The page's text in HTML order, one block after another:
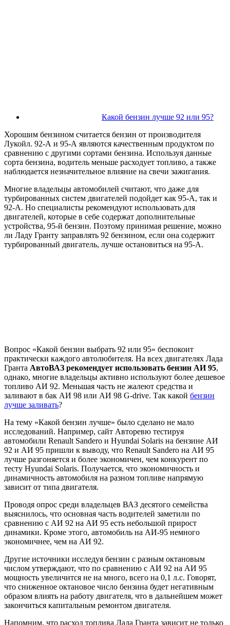
Какой бензин лучше 92 или 95?
Хорошим бензином считается бензин от производителя
Лукойл. 92-А и 95-А являются качественным продуктом по
сравнению с другими сортами бензина. Используя данные
сорта бензина, водитель меньше расходует топливо, а также
наблюдается незначительное влияние на свечи зажигания.
Многие владельцы автомобилей считают, что даже для
турбированных систем двигателей подойдет как 95-А, так и
92-А. Но специалисты рекомендуют использовать для
двигателей, которые в себе содержат дополнительные
устройства, 95-й бензин. Поэтому принимая решение, можно
ли Ладу Гранту заправлять 92 бензином, если она содержит
турбированный двигатель, лучше остановиться на 95-А.
Вопрос «Какой бензин выбрать 92 или 95» беспокоит
практически каждого автолюбителя. На всех двигателях Лада
Гранта АвтоВАЗ рекомендует использовать бензин АИ 95,
однако, многие владельцы активно используют более дешевое
топливо АИ 92. Меньшая часть не жалеют средства и
заливают в бак АИ 98 или АИ 98 G-drive. Так какой бензин
лучше заливать?
На тему «Какой бензин лучше» было сделано не мало
исследований. Например, сайт Авторевю тестируя
автомобили Renault Sandero и Hyundai Solaris на бензине АИ
92 и АИ 95 пришли к выводу, что Renault Sandero на АИ 95
лучше разгоняется и более экономичен, чем конкурент по
тесту Hyundai Solaris. Получается, что экономичность и
динамичность автомобиля на разном топливе напрямую
зависит от типа двигателя.
Проводя опрос среди владельцев ВАЗ десятого семейства
выяснилось, что основная часть водителей заметили по
сравнению с АИ 92 на АИ 95 есть небольшой прирост
динамики. Кроме этого, автомобиль на АИ-95 немного
экономичнее, чем на АИ 92.
Другие источники исследуя бензин с разным октановым
числом утверждают, что по сравнению с АИ 92 на АИ 95
мощность увеличится не на много, всего на 0,1 л.с. Говорят,
что сниженное октановое число бензина будет негативным
образом влиять на работу двигателя, что в дальнейшем может
закончиться капитальным ремонтом двигателя.
Напомним, что расход топлива Лада Гранта зависит не только